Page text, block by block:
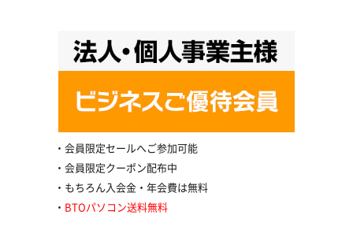
会員限定セールへご参加可能
会員限定クーポン配布中
もちろん入会金・年会費は無料
BTOパソコン送料無料